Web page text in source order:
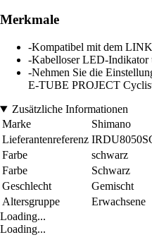
Merkmale
-Kompatibel mit dem
-Kabelloser LED-Indikator
-Nehmen Sie die
E-TUBE PROJECT
Zusätzliche Informationen
Marke
Shimano
Lieferantenreferenz
Farbe
schwarz
Farbe
Schwarz
Geschlecht
Gemischt
Altersgruppe
Erwachsene
Loading...
Loading...